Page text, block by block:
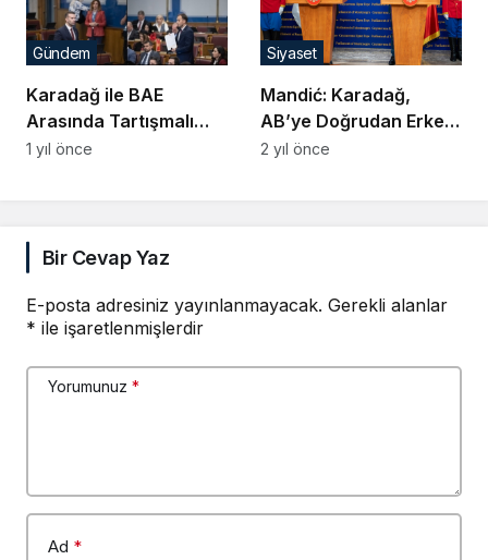
Karadağ ile BAE
Arasında Tartışmalı
Anlaşma Meclis
Gündem
1 yıl önce
Mandić: Karadağ,
AB’ye Doğrudan Erken
Üye Olmak İstiyor
Siyaset
2 yıl önce
Bir Cevap Yaz
E-posta adresiniz yayınlanmayacak. Gerekli alanlar
* ile işaretlenmişlerdir
Yorumunuz *
Ad *